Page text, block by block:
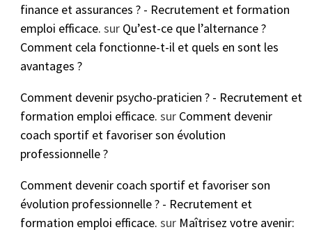
finance et assurances ? - Recrutement et formation
emploi efficace. sur Qu’est-ce que l’alternance ?
Comment cela fonctionne-t-il et quels en sont les
avantages ?
Comment devenir psycho-praticien ? - Recrutement et
formation emploi efficace. sur Comment devenir
coach sportif et favoriser son évolution
professionnelle ?
Comment devenir coach sportif et favoriser son
évolution professionnelle ? - Recrutement et
formation emploi efficace. sur Maîtrisez votre avenir: